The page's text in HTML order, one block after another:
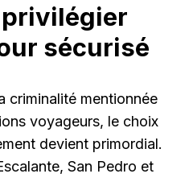
sécurisé
criminalité mentionnée
voyageurs, le choix
devient primordial.
San Pedro et